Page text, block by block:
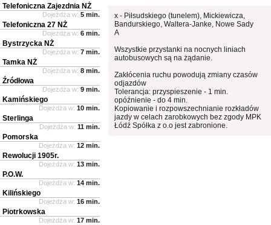
x - Piłsudskiego (tunelem), Mickiewicza,
Bandurskiego, Waltera-Janke, Nowe Sady
A
Wszystkie przystanki na nocnych liniach
autobusowych są na żądanie.
Zakłócenia ruchu powodują zmiany czasów
odjazdów
Tolerancja: przyspieszenie - 1 min.
opóźnienie - do 4 min.
Kopiowanie i rozpowszechnianie rozkładów
jazdy w celach zarobkowych bez zgody MPK
Łódź Spółka z o.o jest zabronione.
Telefoniczna Zajezdnia NŻ
Dojeżdża w: 5 min.
Telefoniczna 27 NŻ
Dojeżdża w: 6 min.
Bystrzycka NŻ
Dojeżdża w: 7 min.
Tamka NŻ
Dojeżdża w: 8 min.
Źródłowa
Dojeżdża w: 9 min.
Kamińskiego
Dojeżdża w: 10 min.
Sterlinga
Dojeżdża w: 11 min.
Pomorska
Dojeżdża w: 12 min.
Rewolucji 1905r.
Dojeżdża w: 13 min.
P.O.W.
Dojeżdża w: 14 min.
Kilińskiego
Dojeżdża w: 16 min.
Piotrkowska
Dojeżdża w: 17 min.